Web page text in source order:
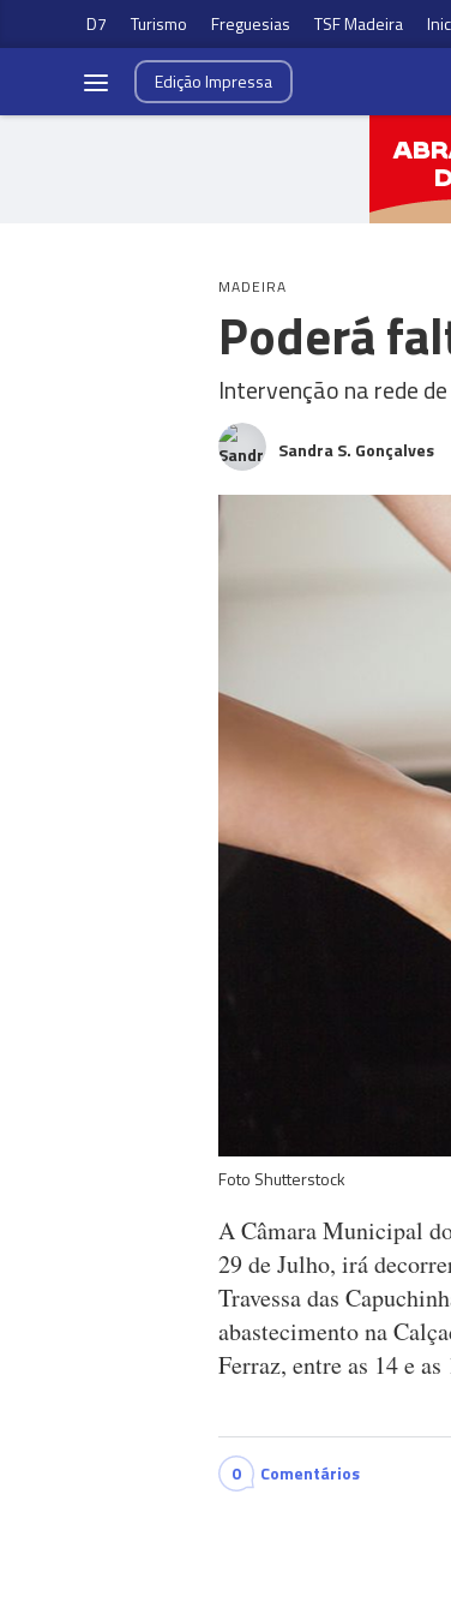
D7 Turismo Freguesias TSF Madeira
EdiçãoImpressa
MADEIRA
Poderá
Intervenção na rede
Sandra S. Gonçalves
Foto Shutterstock
A Câmara Municipal
29 de Julho, irá
Travessa das
abastecimento na
Ferraz, entre as 14 e as
0 Comentários